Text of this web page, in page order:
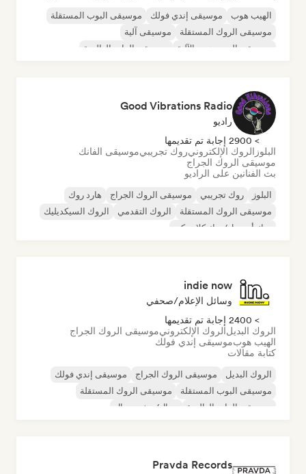
الهيب هوب موسيقى إندي فولك
موسيقى البوب المستقلة
موسيقى الروك المستقلة
موسيقى آلية
موسيقى الهيب هوب الآلية
موسيقى الراب العالمية
Good Vibrations Radio
راديو
> 2900 إجابة تم تقديمها
البلوز الروك الإلكترونيروك تجريبيموسيقى الفانك
موسيقى الروك الجراج
بث الفنانين على الراديو
البلوز روك تجريبي موسيقى الروك الجراج
هارد روك
موسيقى الروك المستقلة
الروك التقدمي
الروك السيكديليك
روك أند رول/روك كلاسيكي
indie now
وسائل الإعلام/صحفي
> 2400 إجابة تم تقديمها
الروك البديلالروك الإلكترونيموسيقى الروك الجراج
الهيب هوبموسيقى إندي فولك
كتابة مقالات
الروك البديل موسيقى الروك الجراج
موسيقى إندي فولك
موسيقى البوب المستقلة
موسيقى الروك المستقلة
موسيقى الراب العالمية
ميتال/هيفي ميتال
Pravda Records